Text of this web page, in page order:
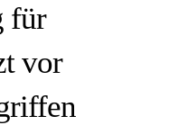
für
vor